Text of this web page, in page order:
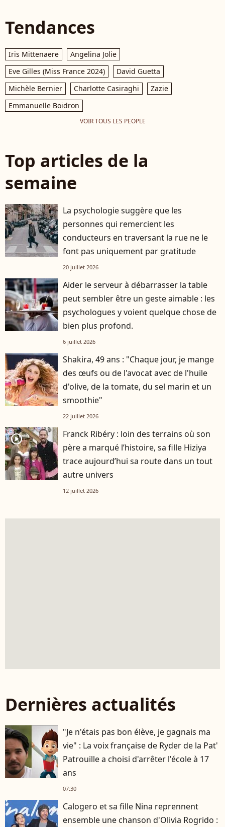
Tendances
Iris Mittenaere
Angelina Jolie
Eve Gilles (Miss France 2024)
David Guetta
Michèle Bernier
Charlotte Casiraghi
Zazie
Emmanuelle Boidron
VOIR TOUS LES PEOPLE
Top articles de la
semaine
La psychologie suggère que les
personnes qui remercient les
conducteurs en traversant la rue ne le
font pas uniquement par gratitude
20 juillet 2026
Aider le serveur à débarrasser la table
peut sembler être un geste aimable : les
psychologues y voient quelque chose de
bien plus profond.
6 juillet 2026
Shakira, 49 ans : "Chaque jour, je mange
des œufs ou de l'avocat avec de l'huile
d'olive, de la tomate, du sel marin et un
smoothie"
22 juillet 2026
player2
Franck Ribéry : loin des terrains où son
père a marqué l’histoire, sa fille Hiziya
trace aujourd’hui sa route dans un tout
autre univers
12 juillet 2026
Dernières actualités
"Je n'étais pas bon élève, je gagnais ma
vie" : La voix française de Ryder de la Pat'
Patrouille a choisi d'arrêter l'école à 17
ans
07:30
Calogero et sa fille Nina reprennent
ensemble une chanson d'Olivia Rogrido :